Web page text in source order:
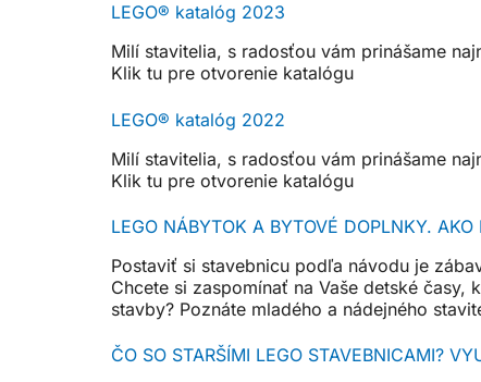
LEGO® katalóg 2023
Milí stavitelia, s radosťou vám prinášame
Klik tu pre otvorenie katalógu
LEGO® katalóg 2022
Milí stavitelia, s radosťou vám prinášame
Klik tu pre otvorenie katalógu
LEGO NÁBYTOK A BYTOVÉ DOPLNKY. AKO
Postaviť si stavebnicu podľa návodu je
Chcete si zaspomínať na Vaše detské
stavby? Poznáte mladého a nádejného
ČO SO STARŠÍMI LEGO STAVEBNICAMI?